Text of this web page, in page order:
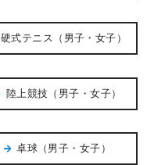
硬式テニス（男子・女子）
陸上競技（男子・女子）
卓球（男子・女子）